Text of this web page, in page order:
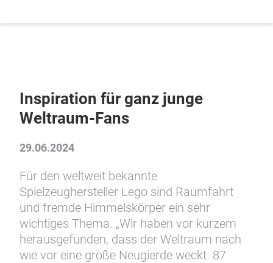
Inspiration für ganz junge
Weltraum-Fans
29.06.2024
Für den weltweit bekannte
Spielzeughersteller Lego sind Raumfahrt
und fremde Himmelskörper ein sehr
wichtiges Thema. „Wir haben vor kurzem
herausgefunden, dass der Weltraum nach
wie vor eine große Neugierde weckt. 87